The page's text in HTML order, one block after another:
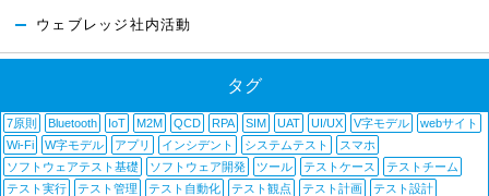
ウェブレッジ社内活動
タグ
7原則 Bluetooth IoT M2M QCD RPA SIM UAT UI/UX V字モデル
webサイト
Wi-Fi
W字モデル アプリ インシデント システムテスト
スマホ
ソフトウェアテスト基礎
ソフトウェア開発 ツール テストケース
テストチーム
テスト実行
テスト管理 テスト自動化 テスト観点 テスト計画
テスト設計